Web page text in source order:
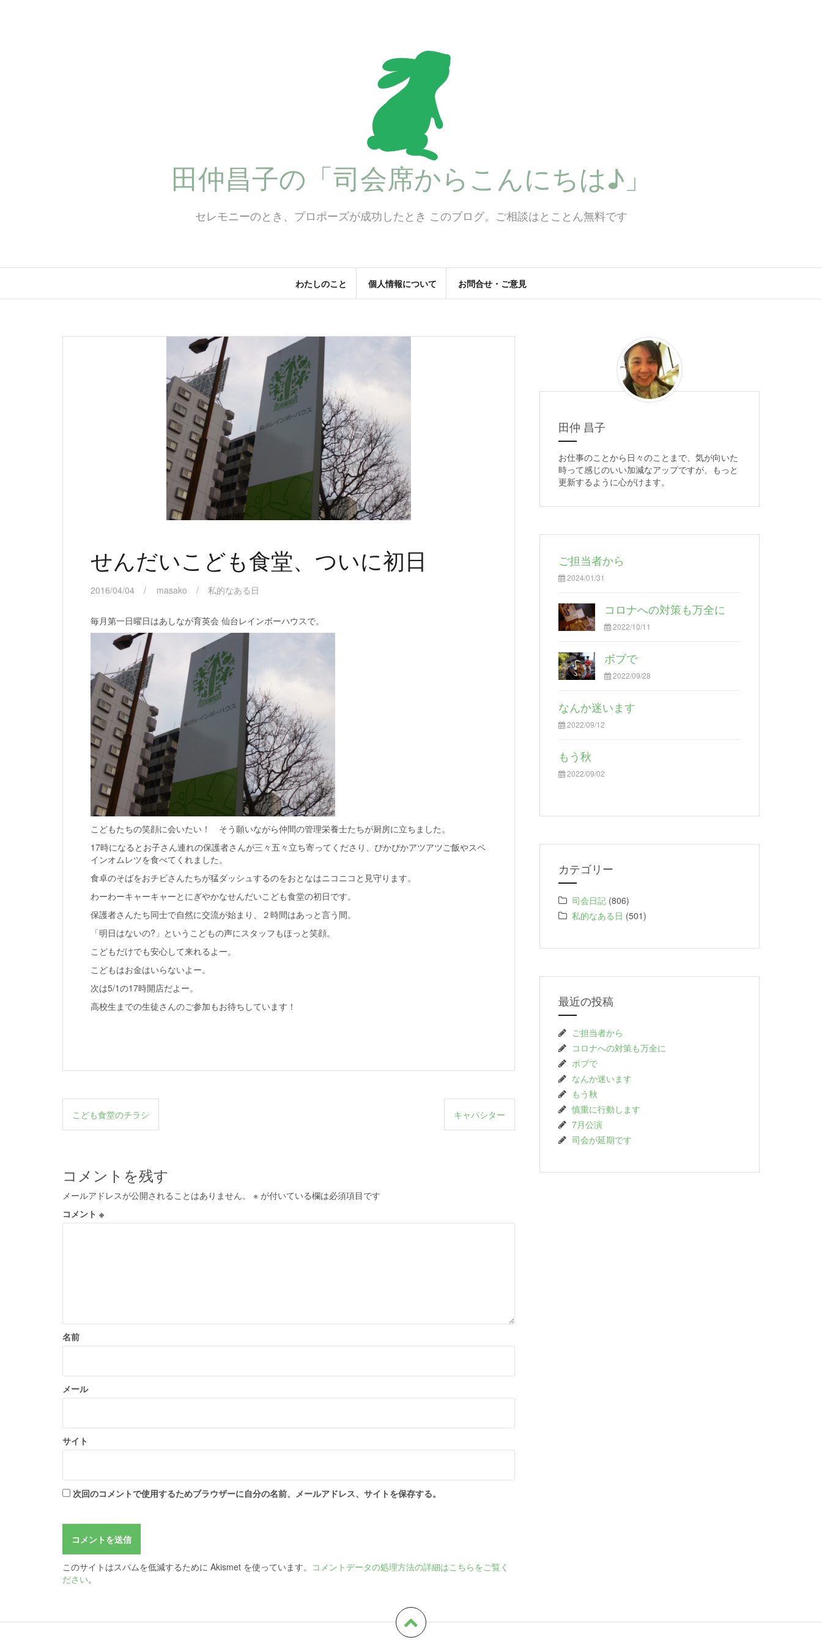
田仲昌子の「司会席からこんにちは♪」
セレモニーのとき、プロポーズが成功したとき このブログ。ご相談はとことん無料です
わたしのこと 個人情報について お問合せ・ご意見
せんだいこども食堂、ついに初日
2016/04/04 masako 私的なある日
毎月第一日曜日はあしなが育英会 仙台レインボーハウスで。
こどもたちの笑顔に会いたい！ そう願いながら仲間の管理栄養士たちが厨房に立ちました。
17時になるとお子さん連れの保護者さんが三々五々立ち寄ってくださり、ぴかぴかアツアツご飯やスペ
インオムレツを食べてくれました。
食卓のそばをおチビさんたちが猛ダッシュするのをおとなはニコニコと見守ります。
わーわーキャーキャーとにぎやかなせんだいこども食堂の初日です。
保護者さんたち同士で自然に交流が始まり、２時間はあっと言う間。
「明日はないの?」というこどもの声にスタッフもほっと笑顔。
こどもだけでも安心して来れるよー。
こどもはお金はいらないよー。
次は5/1の17時開店だよー。
高校生までの生徒さんのご参加もお待ちしています！
投
稿
ビ
ゲ
ー
シ
こども食堂のチラシ キャパシター
コメントを残す
メールアドレスが公開されることはありません。 ※ が付いている欄は必須項目です
コメント ※
名前
メール
サイト
次回のコメントで使用するためブラウザーに自分の名前、メールアドレス、サイトを保存する。
このサイトはスパムを低減するために Akismet を使っています。 コメントデータの処理方法の詳細はこちらをご覧く
ださい。
田仲 昌子
お仕事のことから日々のことまで、気が向いた
時って感じのいい加減なアップですが、もっと
更新するように心がけます。
ご担当者から
2024/01/31
コロナへの対策も万全に
2022/10/11
ボブで
2022/09/28
なんか迷います
2022/09/12
もう秋
2022/09/02
カテゴリー
司会日記 (806)
私的なある日 (501)
最近の投稿
ご担当者から
コロナへの対策も万全に
ボブで
なんか迷います
もう秋
慎重に行動します
7月公演
司会が延期です